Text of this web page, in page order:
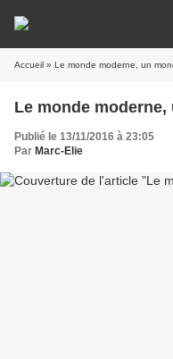
Accueil » Le monde moderne, un
Le monde
Publié le 13/11/2016 à 23:05
Par Marc-Elie